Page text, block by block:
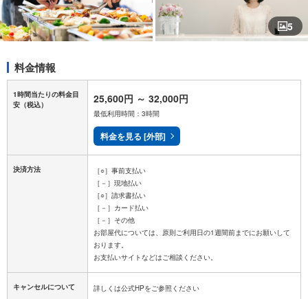
5
料金情報
1時間当たりの料金目
安 （税込） 25,600円 ～ 32,000円
最低利用時間：3時間
料金を見る [外部]
決済方法
［○］事前支払い
［－］現地払い
［○］請求書払い
［－］カード払い
［－］その他
お部屋代については、原則ご利用日の1週間前までにお願いして
おります。
キャンセルについて